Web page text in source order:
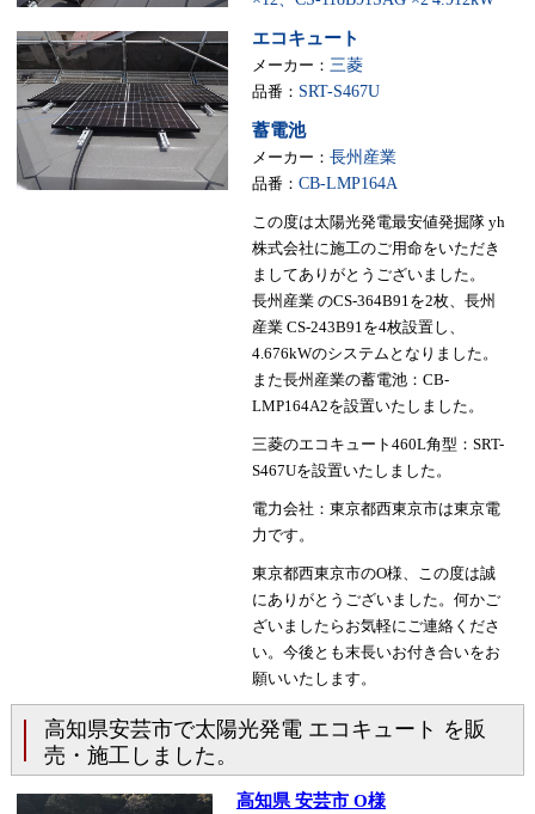
エコキュート
メーカー： 三菱
品番： SRT-S467U
蓄電池
メーカー： 長州産業
品番： CB-LMP164A
この度は太陽光発電最安値発掘隊 yh
株式会社に施工のご用命をいただき
ましてありがとうございました。
長州産業 のCS-364B91を2枚、長州
産業 CS-243B91を4枚設置し、
4.676kWのシステムとなりました。
また長州産業の蓄電池：CB-
LMP164A2を設置いたしました。
三菱のエコキュート460L角型：SRT-
S467Uを設置いたしました。
電力会社：東京都西東京市は東京電
力です。
東京都西東京市のO様、この度は誠
にありがとうございました。何かご
ざいましたらお気軽にご連絡くださ
い。今後とも末長いお付き合いをお
願いいたします。
高知県安芸市で太陽光発電 エコキュート を販
売・施工しました。
高知県 安芸市 O様